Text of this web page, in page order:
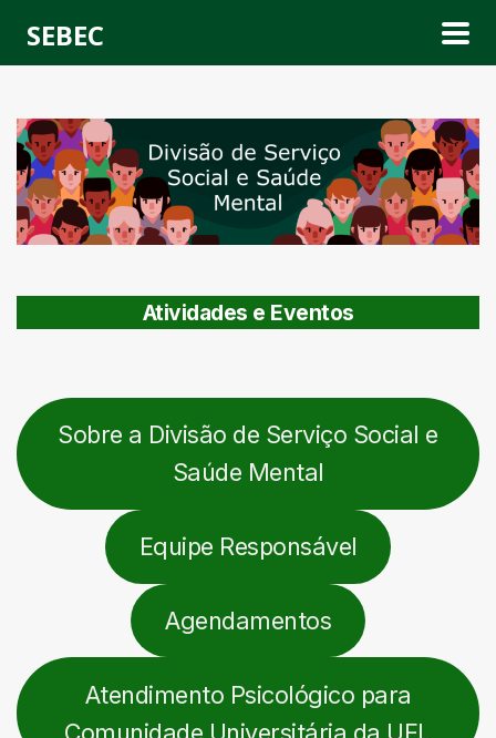
SEBEC
Atividades e Eventos
Sobre a Divisão de Serviço Social e
Saúde Mental
Equipe Responsável
Agendamentos
Atendimento Psicológico para